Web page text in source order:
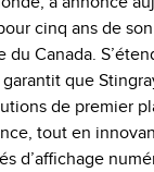
cinq ans de
du Canada.
que
de premier
tout en
d’affichage